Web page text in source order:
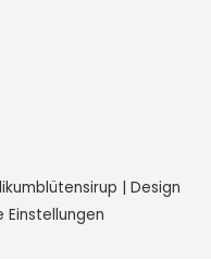
| Design
Einstellungen